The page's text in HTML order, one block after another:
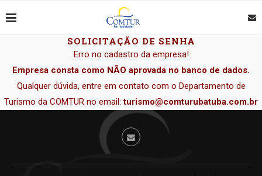
SOLICITAÇÃO DE SENHA
Erro no cadastro da empresa!
Empresa consta como NÃO aprovada no banco de dados.
Qualquer dúvida, entre em contato com o Departamento de
Turismo da COMTUR no email:turismo@comturubatuba.com.br